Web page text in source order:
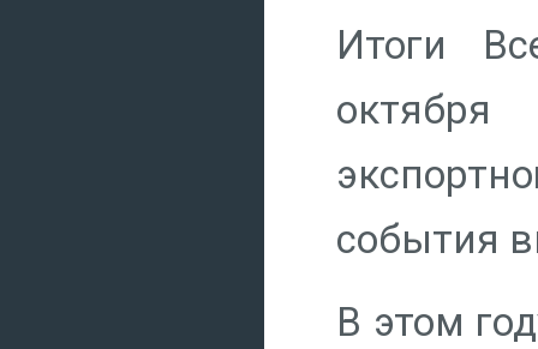
Итоги
события
В этом